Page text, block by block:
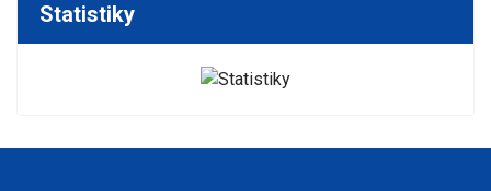
Statistiky